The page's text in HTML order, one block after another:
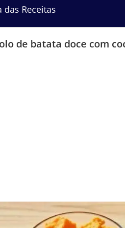
das Receitas
de batata doce com